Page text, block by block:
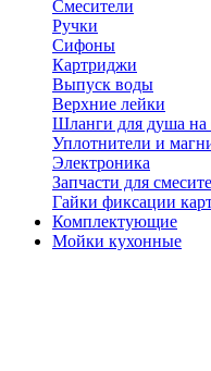
Смесители
Ручки
Сифоны
Картриджи
Выпуск воды
Верхние лейки
Шланги для душа на
Уплотнители и
Электроника
Запчасти для
Гайки фиксации
Комплектующие
Мойки кухонные